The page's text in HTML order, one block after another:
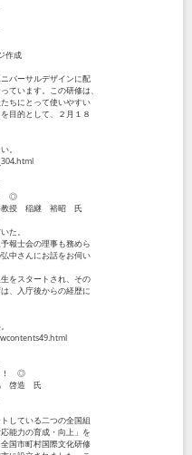
作成
ーサルデザインに配
います。この研修は、
にとって使いやすい
的として、２月１８
。
◎
稲継 裕昭 氏
た。
士会の理事も務めら
中さんにお話をお伺い
スタートされ、その
、入庁後からの経歴に
！ ◎
造 氏
ている二つの全国組
能力の育成・向上」を
国市町村国際文化研修